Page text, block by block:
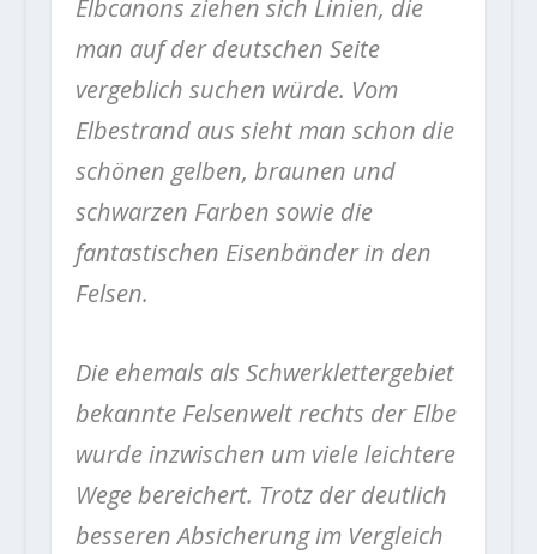
Elbcanons ziehen sich Linien, die
man auf der deutschen Seite
vergeblich suchen würde. Vom
Elbestrand aus sieht man schon die
schönen gelben, braunen und
schwarzen Farben sowie die
fantastischen Eisenbänder in den
Felsen.
Die ehemals als Schwerklettergebiet
bekannte Felsenwelt rechts der Elbe
wurde inzwischen um viele leichtere
Wege bereichert. Trotz der deutlich
besseren Absicherung im Vergleich